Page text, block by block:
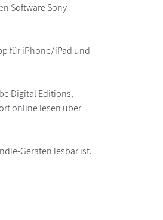
Software Sony
für iPhone/iPad und
Digital Editions,
online lesen über
Geräten lesbar ist.